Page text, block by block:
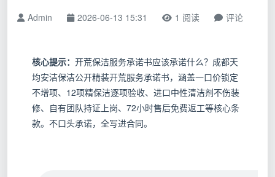
Admin 2026-06-13 15:31 1 阅读 评论
核心提示： 开荒保洁服务承诺书应该承诺什么？成都天
均安洁保洁公开精装开荒服务承诺书，涵盖一口价锁定
不增项、12项精保洁逐项验收、进口中性清洁剂不伤装
修、自有团队持证上岗、72小时售后免费返工等核心条
款。不口头承诺，全写进合同。